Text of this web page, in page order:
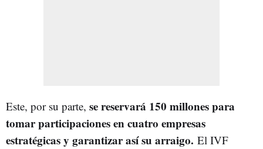
Este, por su parte, se reservará 150 millones para
tomar participaciones en cuatro empresas
estratégicas y garantizar así su arraigo. El IVF